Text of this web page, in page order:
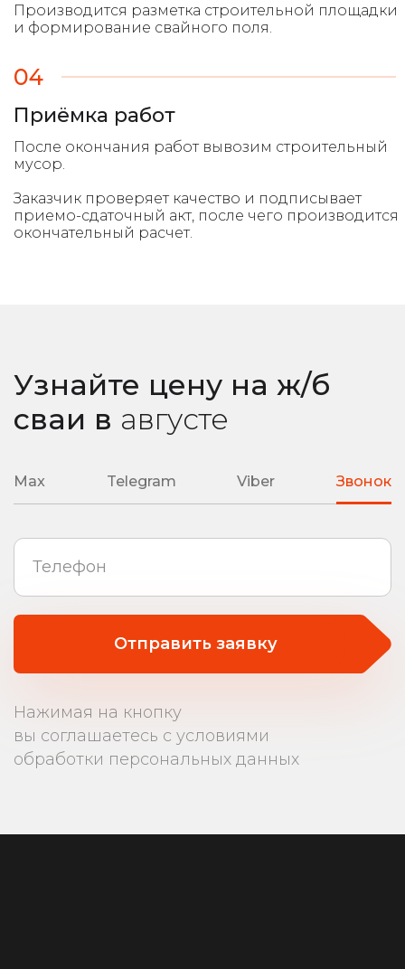
Производится разметка строительной площадки
и формирование свайного поля.
04
Приёмка работ
После окончания работ вывозим строительный
мусор.
Заказчик проверяет качество и подписывает
приемо-сдаточный акт, после чего производится
окончательный расчет.
Узнайте цену на ж/б
сваи в августе
Max Telegram Viber Звонок
Отправить заявку
Нажимая на кнопку
вы соглашаетесь с условиями
обработки персональных данных